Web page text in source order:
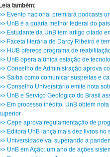
também:
Evento nacional premiará podcasts
UnB é a quarta melhor federal do
Estudante da UnB tem artigo citado
Faceta literária de Darcy Ribeiro é
HUB oferece programa de
UnB opera a única estação de
Conselho de Administração aprova
Saiba como comunicar suspeitas e
Conselho Universitário emite nota
UnB e Serviço Geológico do Brasil
Em processo inédito, UnB obtém
Cepe aprova regulamentação de
Editora UnB lança mais dez livros
Universidade vai superando a
UnB em Ação: um ano de ações